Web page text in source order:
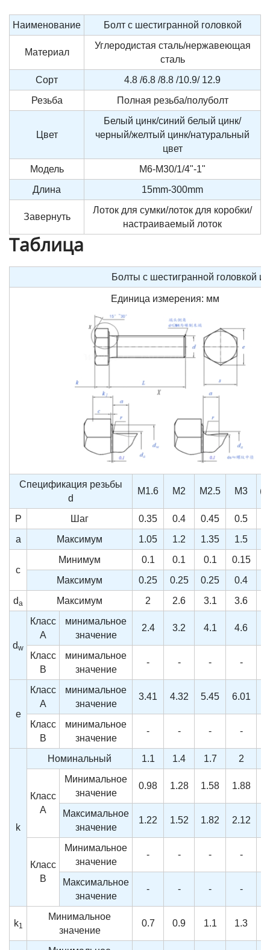
Наименование Болт с шестигранной головкой
Материал
Углеродистая сталь/нержавеющая
сталь
Сорт
4.8 /6.8 /8.8 /10.9/ 12.9
Резьба
Полная резьба/полуболт
Цвет
Белый цинк/синий белый цинк/
черный/желтый цинк/натуральный
цвет
Модель
M6-M30/1/4"-1"
Длина
15mm-300mm
Завернуть
Лоток для сумки/лоток для коробки/
настраиваемый лоток
Таблица
Болты с шестигранной головкой
Единица измерения: мм
Спецификация резьбы
d
M1.6 M2 M2.5 M3
P Шаг 0.35 0.4 0.45 0.5
a
Максимум 1.05 1.2 1.35 1.5
c
Минимум 0.1 0.1 0.1 0.15
Максимум
0.25 0.25 0.25 0.4
da Максимум 2 2.6 3.1 3.6
dw
Класс
A
минимальное
значение
2.4 3.2 4.1 4.6
Класс
B
минимальное
значение
- - - -
e
Класс
A
минимальное
значение
3.41 4.32 5.45 6.01
Класс
B
минимальное
значение
- - - -
k
Номинальный 1.1 1.4 1.7 2
Класс
A
Минимальное
значение
0.98 1.28 1.58 1.88
Максимальное
значение
1.22 1.52 1.82 2.12
Класс
B
Минимальное
значение
- - - -
Максимальное
значение
- - - -
k1
Минимальное
значение
0.7 0.9 1.1 1.3